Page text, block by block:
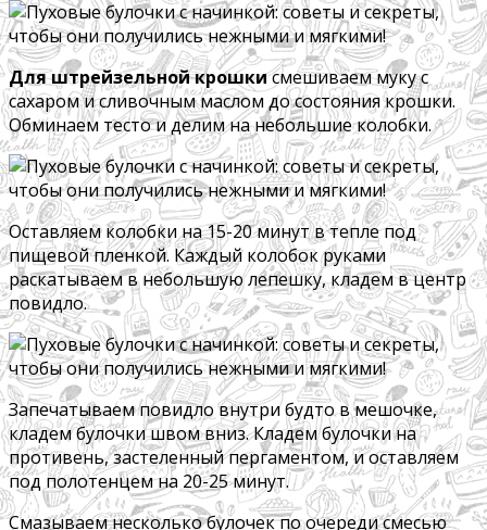
Для штрейзельной крошкисмешиваем муку с
сахаром и сливочным маслом до состояния крошки.
Обминаем тесто и делим на небольшие колобки.
Оставляем колобки на 15-20 минут в тепле под
пищевой пленкой. Каждый колобок руками
раскатываем в небольшую лепешку, кладем в центр
повидло.
Запечатываем повидло внутри будто в мешочке,
кладем булочки швом вниз. Кладем булочки на
противень, застеленный пергаментом, и оставляем
под полотенцем на 20-25 минут.
Смазываем несколько булочек по очереди смесью